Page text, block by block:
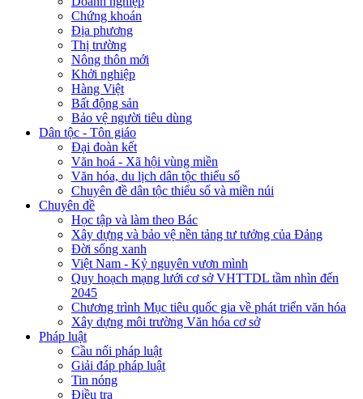
Chứng khoán
Địa phương
Thị trường
Nông thôn mới
Khởi nghiệp
Hàng Việt
Bất động sản
Bảo vệ người tiêu dùng
Dân tộc - Tôn giáo
Đại đoàn kết
Văn hoá - Xã hội vùng miền
Văn hóa, du lịch dân tộc thiểu số
Chuyên đề dân tộc thiểu số và miền núi
Chuyên đề
Học tập và làm theo Bác
Xây dựng và bảo vệ nền tảng tư tưởng của Đảng
Đời sống xanh
Việt Nam - Kỷ nguyên vươn mình
Quy hoạch mạng lưới cơ sở VHTTDL tầm nhìn đến
2045
Chương trình Mục tiêu quốc gia về phát triển văn hóa
Xây dựng môi trường Văn hóa cơ sở
Pháp luật
Cầu nối pháp luật
Giải đáp pháp luật
Tin nóng
Điều tra